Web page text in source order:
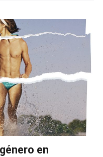
en